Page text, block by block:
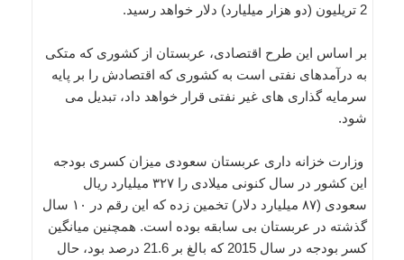
2 تریلیون (دو هزار میلیارد) دلار خواهد رسید.
بر اساس این طرح اقتصادی، عربستان از کشوری که متکی
به درآمدهای نفتی است به کشوری که اقتصادش را بر پایه
سرمایه گذاری های غیر نفتی قرار خواهد داد، تبدیل می
شود.
وزارت خزانه داری عربستان سعودی میزان کسری بودجه
این کشور در سال کنونی میلادی را ۳۲۷ میلیارد ریال
سعودی (۸۷ میلیارد دلار) تخمین زده که این رقم در ۱۰ سال
گذشته در عربستان بی سابقه بوده است. همچنین میانگین
کسر بودجه در سال 2015 که بالغ بر 21.6 درصد بود، حال